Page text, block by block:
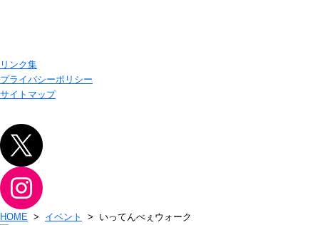
リンク集
プライバシーポリシー
サイトマップ
HOME > イベント > いってんべぇウォーク